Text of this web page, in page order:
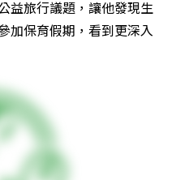
益旅行議題，讓他發現生
加保育假期，看到更深入